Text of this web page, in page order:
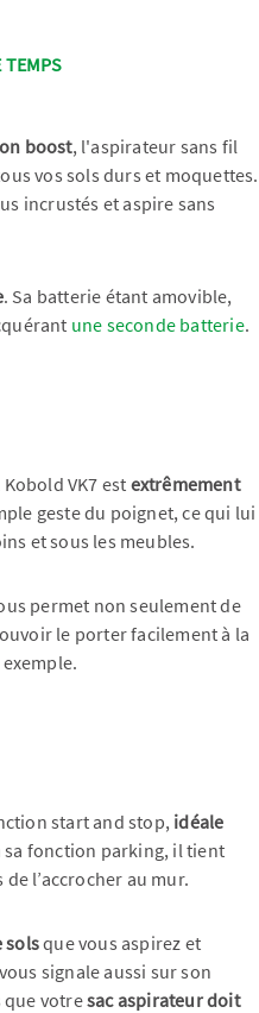
TEMPS
boost, l'aspirateur sans fil
vos sols durs et moquettes.
incrustés et aspire sans
. Sa batterie étant amovible,
une seconde batterie.
VK7 est extrêmement
geste du poignet, ce qui lui
et sous les meubles.
permet non seulement de
le porter facilement à la
start and stop, idéale
sa fonction parking, il tient
l’accrocher au mur.
solsque vous aspirez et
signale aussi sur son
que votresac aspirateur doit